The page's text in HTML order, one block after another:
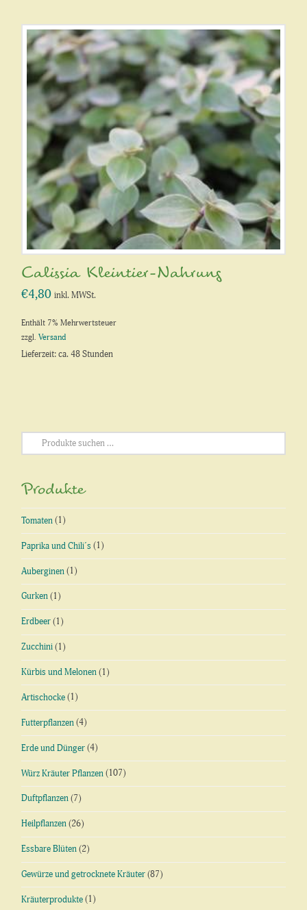
Calissia Kleintier-Nahrung
€4,80 inkl. MWSt.
Enthält 7% Mehrwertsteuer
zzgl.Versand
Lieferzeit: ca. 48 Stunden
Suchen
nach:
Produkte
Tomaten (1)
Paprika und Chili´s (1)
Auberginen (1)
Gurken (1)
Erdbeer (1)
Zucchini (1)
Kürbis und Melonen (1)
Artischocke (1)
Futterpflanzen (4)
Erde und Dünger (4)
Würz Kräuter Pflanzen (107)
Duftpflanzen (7)
Heilpflanzen (26)
Essbare Blüten (2)
Gewürze und getrocknete Kräuter (87)
Kräuterprodukte (1)